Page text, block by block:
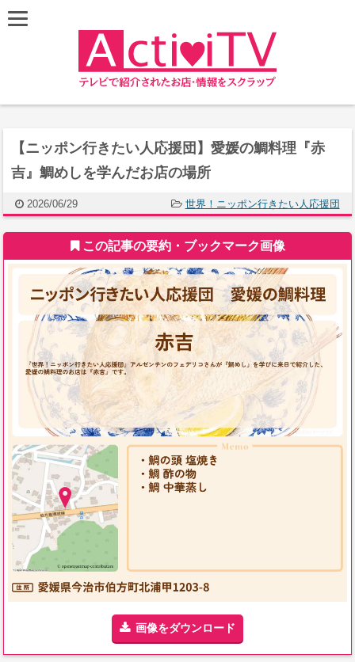
【ニッポン行きたい人応援団】愛媛の鯛料理『赤
吉』鯛めしを学んだお店の場所
2026/06/29 世界！ニッポン行きたい人応援団
この記事の要約・ブックマーク画像
画像をダウンロード